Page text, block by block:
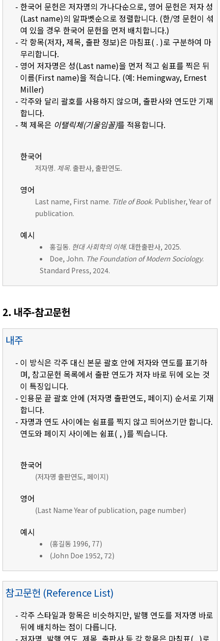
- 한국어 문헌은 저자명의 가나다순으로, 영어 문헌은 저자 성
(Last name)의 알파벳순으로 정렬합니다. (한/영 문헌이 섞
여 있을 경우 한국어 문헌을 먼저 배치합니다.)
- 각 항목(저자, 제목, 출판 정보)은 마침표( . )로 구분하여 마
무리합니다.
- 영어 저자명은 성(Last name)을 먼저 적고 쉼표를 찍은 뒤
이름(First name)을 적습니다. (예: Hemingway, Ernest
Miller)
- 각주와 달리 괄호를 사용하지 않으며, 출판사와 연도만 기재
합니다.
- 책 제목은 이탤릭체(기울임꼴)를 적용합니다.
한국어
저자명. 제목. 출판사, 출판연도.
영어
Last name, First name. Title of Book. Publisher, Year of
publication.
예시
홍길동. 현대 사회학의 이해. 대한출판사, 2025.
Doe, John. The Foundation of Modern Sociology.
Standard Press, 2024.
2. 내주-참고문헌
내주
- 이 방식은 각주 대신 본문 괄호 안에 저자와 연도를 표기하
며, 참고문헌 목록에서 출판 연도가 저자 바로 뒤에 오는 것
이 특징입니다.
- 인용문 끝 괄호 안에 (저자명 출판연도, 페이지) 순서로 기재
합니다.
- 자명과 연도 사이에는 쉼표를 찍지 않고 띄어쓰기만 합니다.
연도와 페이지 사이에는 쉼표( , )를 찍습니다.
한국어
(저자명 출판연도, 페이지)
영어
(Last Name Year of publication, page number)
예시
(홍길동 1996, 77)
(John Doe 1952, 72)
참고문헌 (Reference List)
- 각주 스타일과 항목은 비슷하지만, 발행 연도를 저자명 바로
뒤에 배치하는 점이 다릅니다.